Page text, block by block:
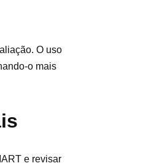
O uso
o mais
e revisar